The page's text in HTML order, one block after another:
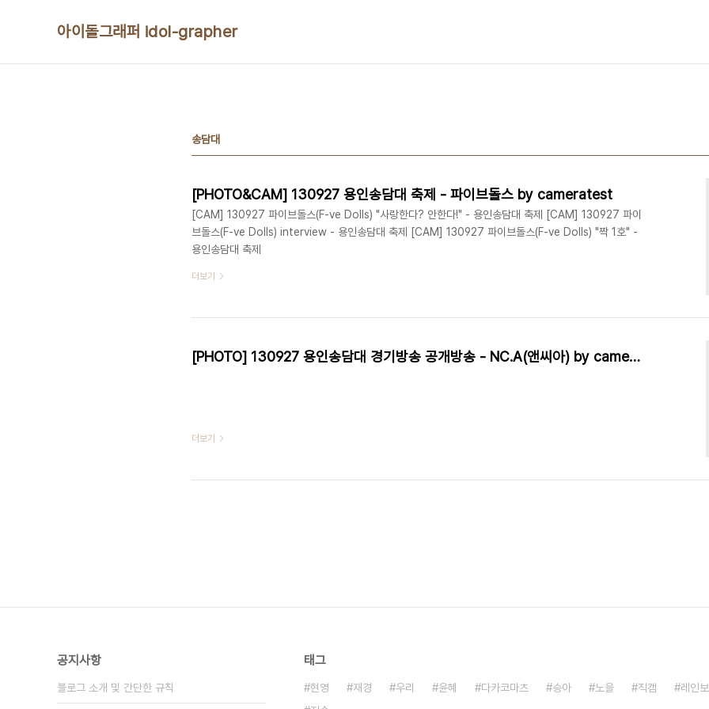
아이돌그래퍼 idol-grapher
송담대
[PHOTO&CAM] 130927 용인송담대 축제 - 파이브돌스 by cameratest
[CAM] 130927 파이브돌스(F-ve Dolls) "사랑한다? 안한다!" - 용인송담대 축제 [CAM] 130927 파이
브돌스(F-ve Dolls) interview - 용인송담대 축제 [CAM] 130927 파이브돌스(F-ve Dolls) "짝 1호" -
용인송담대 축제
더보기
[PHOTO] 130927 용인송담대 경기방송 공개방송 - NC.A(앤씨아) by cameratest
더보기
공지사항
블로그 소개 및 간단한 규칙
태그
현영 재경 우리 윤혜 다카코마츠 승아 노을 직캠
레인